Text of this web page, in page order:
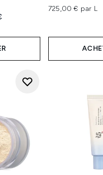
maximum de 5
:
725,00 € par L